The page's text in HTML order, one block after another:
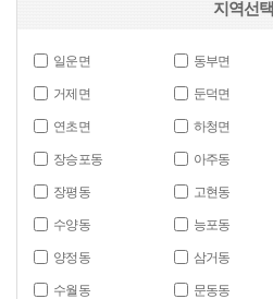
지역선택
일운면 동부면
거제면 둔덕면
연초면 하청면
장승포동 아주동
장평동 고현동
수양동 능포동
양정동 삼거동
수월동 문동동